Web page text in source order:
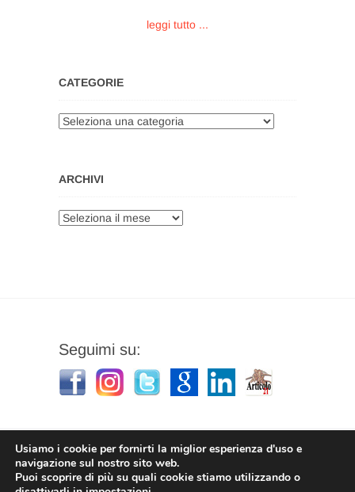
leggi tutto ...
CATEGORIE
Categorie
ARCHIVI
Archivi
Seguimi su:
Stefano Corradino
Usiamo i cookie per fornirti la miglior esperienza d'uso e
navigazione sul nostro sito web.
Puoi scoprire di più su quali cookie stiamo utilizzando o